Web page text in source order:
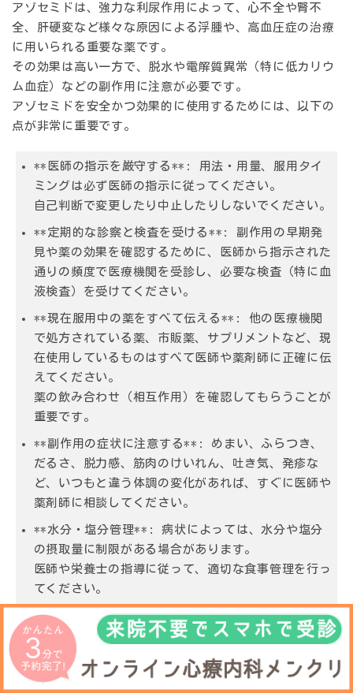
アゾセミドは、強力な利尿作用によって、心不全や腎不
全、肝硬変など様々な原因による浮腫や、高血圧症の治療
に用いられる重要な薬です。
その効果は高い一方で、脱水や電解質異常（特に低カリウ
ム血症）などの副作用に注意が必要です。
アゾセミドを安全かつ効果的に使用するためには、以下の
点が非常に重要です。
**医師の指示を厳守する**: 用法・用量、服用タイ
ミングは必ず医師の指示に従ってください。
自己判断で変更したり中止したりしないでください。
**定期的な診察と検査を受ける**: 副作用の早期発
見や薬の効果を確認するために、医師から指示された
通りの頻度で医療機関を受診し、必要な検査（特に血
液検査）を受けてください。
**現在服用中の薬をすべて伝える**: 他の医療機関
で処方されている薬、市販薬、サプリメントなど、現
在使用しているものはすべて医師や薬剤師に正確に伝
えてください。
薬の飲み合わせ（相互作用）を確認してもらうことが
重要です。
**副作用の症状に注意する**: めまい、ふらつき、
だるさ、脱力感、筋肉のけいれん、吐き気、発疹な
ど、いつもと違う体調の変化があれば、すぐに医師や
薬剤師に相談してください。
**水分・塩分管理**: 病状によっては、水分や塩分
の摂取量に制限がある場合があります。
医師や栄養士の指導に従って、適切な食事管理を行っ
てください。
**安易な個人輸入は避ける**: アゾセミドは医師の
処方箋が必要な薬です。
インターネットなどでの個人輸入には偽造品の危険性
があり、健康被害のリスクが高いです。